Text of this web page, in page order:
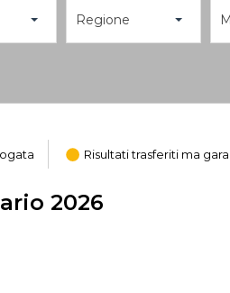
Regione
Risultati trasferiti ma
2026